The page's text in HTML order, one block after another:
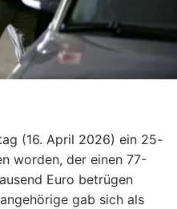
(16. April 2026) ein 25-
worden, der einen 77-
Euro betrügen
gab sich als